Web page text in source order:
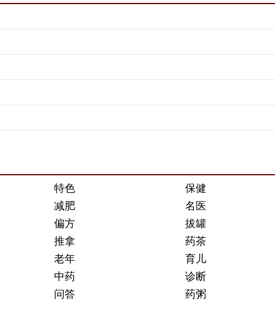
特色 保健
减肥
名医
偏方
拔罐
推拿
药茶
老年
育儿
中药
诊断
问答
药粥